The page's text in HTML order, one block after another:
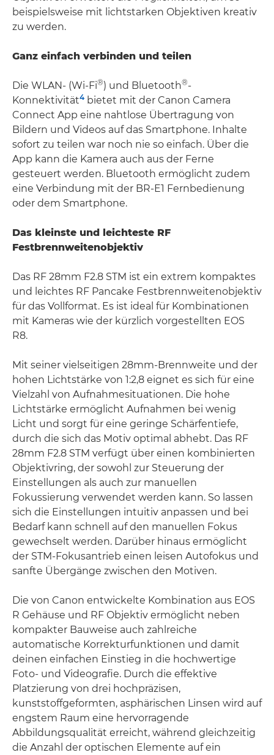
beispielsweise mit lichtstarken Objektiven kreativ
zu werden.
Ganz einfach verbinden und teilen
Die WLAN- (Wi-Fi®) und Bluetooth®-
Konnektivität4 bietet mit der Canon Camera
Connect App eine nahtlose Übertragung von
Bildern und Videos auf das Smartphone. Inhalte
sofort zu teilen war noch nie so einfach. Über die
App kann die Kamera auch aus der Ferne
gesteuert werden. Bluetooth ermöglicht zudem
eine Verbindung mit der BR-E1 Fernbedienung
oder dem Smartphone.
Das kleinste und leichteste RF
Festbrennweitenobjektiv
Das RF 28mm F2.8 STM ist ein extrem kompaktes
und leichtes RF Pancake Festbrennweitenobjektiv
für das Vollformat. Es ist ideal für Kombinationen
mit Kameras wie der kürzlich vorgestellten EOS
R8.
Mit seiner vielseitigen 28mm-Brennweite und der
hohen Lichtstärke von 1:2,8 eignet es sich für eine
Vielzahl von Aufnahmesituationen. Die hohe
Lichtstärke ermöglicht Aufnahmen bei wenig
Licht und sorgt für eine geringe Schärfentiefe,
durch die sich das Motiv optimal abhebt. Das RF
28mm F2.8 STM verfügt über einen kombinierten
Objektivring, der sowohl zur Steuerung der
Einstellungen als auch zur manuellen
Fokussierung verwendet werden kann. So lassen
sich die Einstellungen intuitiv anpassen und bei
Bedarf kann schnell auf den manuellen Fokus
gewechselt werden. Darüber hinaus ermöglicht
der STM-Fokusantrieb einen leisen Autofokus und
sanfte Übergänge zwischen den Motiven.
Die von Canon entwickelte Kombination aus EOS
R Gehäuse und RF Objektiv ermöglicht neben
kompakter Bauweise auch zahlreiche
automatische Korrekturfunktionen und damit
deinen einfachen Einstieg in die hochwertige
Foto- und Videografie. Durch die effektive
Platzierung von drei hochpräzisen,
kunststoffgeformten, asphärischen Linsen wird auf
engstem Raum eine hervorragende
Abbildungsqualität erreicht, während gleichzeitig
die Anzahl der optischen Elemente auf ein